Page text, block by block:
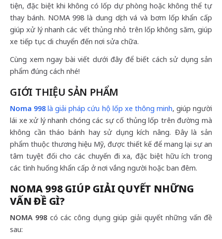
tiện, đặc biệt khi không có lốp dự phòng hoặc không thể tự
thay bánh. NOMA 998 là dung dịch vá và bơm lốp khẩn cấp
giúp xử lý nhanh các vết thủng nhỏ trên lốp không săm, giúp
xe tiếp tục di chuyển đến nơi sửa chữa.
Cùng xem ngay bài viết dưới đây để biết cách sử dụng sản
phẩm đúng cách nhé!
GIỚI THIỆU SẢN PHẨM
Noma 998 là giải pháp cứu hộ lốp xe thông minh, giúp người
lái xe xử lý nhanh chóng các sự cố thủng lốp trên đường mà
không cần tháo bánh hay sử dụng kích nâng. Đây là sản
phẩm thuộc thương hiệu Mỹ, được thiết kế để mang lại sự an
tâm tuyệt đối cho các chuyến đi xa, đặc biệt hữu ích trong
các tình huống khẩn cấp ở nơi vắng người hoặc ban đêm.
NOMA 998 GIÚP GIẢI QUYẾT NHỮNG
VẤN ĐỀ GÌ?
NOMA 998 có các công dụng giúp giải quyết những vấn đề
sau: